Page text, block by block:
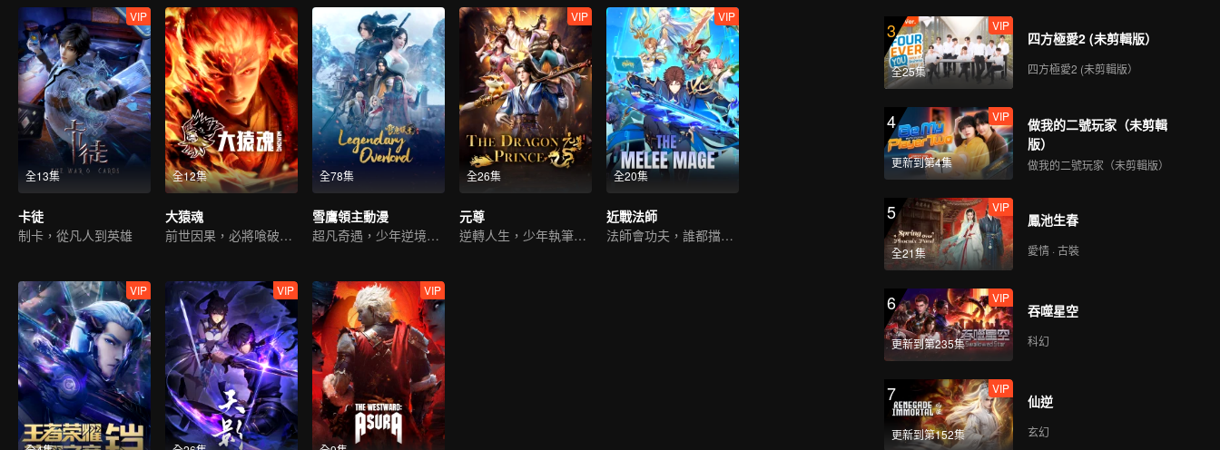
全13集
VIP
卡徒
制卡，從凡人到英雄
全12集
大猿魂
前世因果，必將喰破蒼穹
全78集
雪鷹領主動漫
超凡奇遇，少年逆境重生
全26集
VIP
元尊
逆轉人生，少年執筆破蒼穹
全20集
VIP
近戰法師
法師會功夫，誰都擋不住
VIP VIP VIP
3
全25集
VIP
四方極愛2 (未剪輯版）
四方極愛2 (未剪輯版）
4
更新到第4集
VIP
做我的二號玩家（未剪輯
版）
做我的二號玩家（未剪輯版）
5
全21集
VIP
鳳池生春
愛情 · 古裝
6
更新到第235集
VIP
吞噬星空
科幻
7
更新到第152集
VIP
仙逆
玄幻